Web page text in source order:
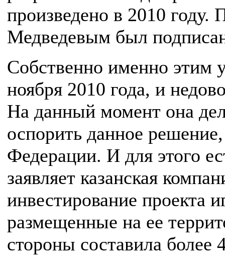
произведено в 2010
Медведевым был
Собственно именно этим
ноября 2010 года, и
На данный момент она
оспорить данное
Федерации. И для этого
заявляет казанская
инвестирование проекта
размещенные на ее
стороны составила более